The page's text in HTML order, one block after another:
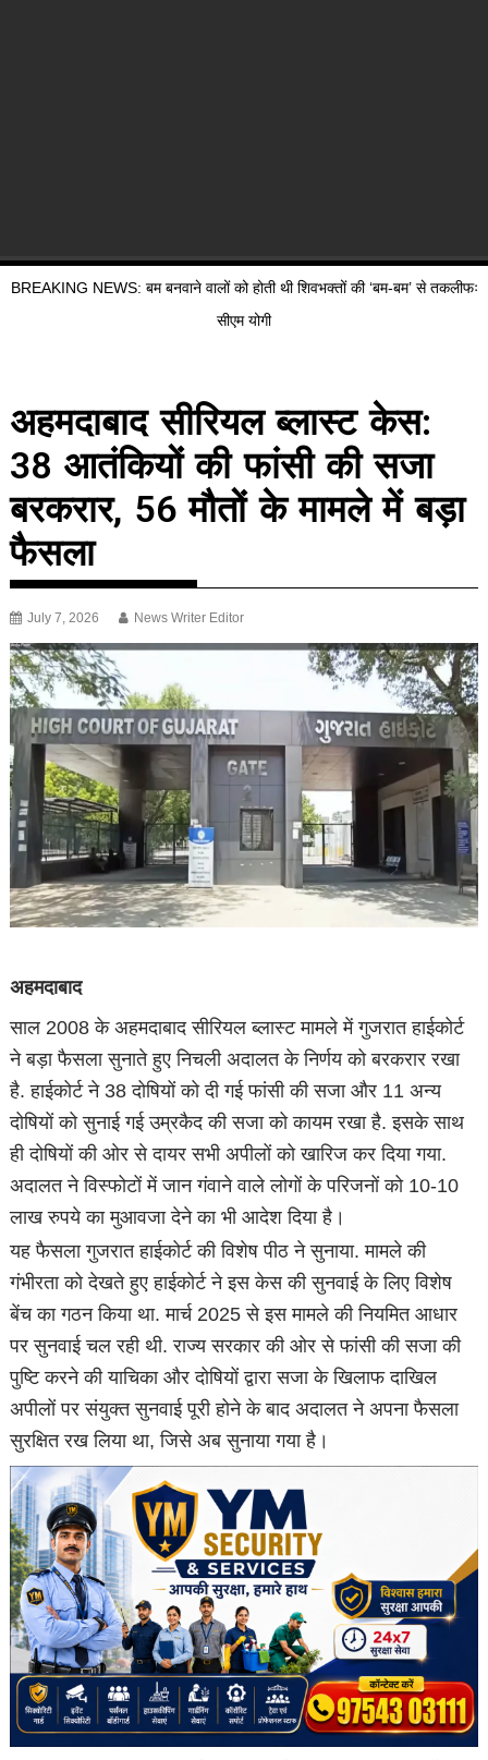
BREAKING NEWS: बम बनवाने वालों को होती थी शिवभक्तों की ‘बम-बम’ से तकलीफः
सीएम योगी
अहमदाबाद सीरियल ब्लास्ट केस:
38 आतंकियों की फांसी की सजा
बरकरार, 56 मौतों के मामले में बड़ा
फैसला
July 7, 2026 News Writer Editor
अहमदाबाद
साल 2008 के अहमदाबाद सीरियल ब्लास्ट मामले में गुजरात हाईकोर्ट
ने बड़ा फैसला सुनाते हुए निचली अदालत के निर्णय को बरकरार रखा
है. हाईकोर्ट ने 38 दोषियों को दी गई फांसी की सजा और 11 अन्य
दोषियों को सुनाई गई उम्रकैद की सजा को कायम रखा है. इसके साथ
ही दोषियों की ओर से दायर सभी अपीलों को खारिज कर दिया गया.
अदालत ने विस्फोटों में जान गंवाने वाले लोगों के परिजनों को 10-10
लाख रुपये का मुआवजा देने का भी आदेश दिया है।
यह फैसला गुजरात हाईकोर्ट की विशेष पीठ ने सुनाया. मामले की
गंभीरता को देखते हुए हाईकोर्ट ने इस केस की सुनवाई के लिए विशेष
बेंच का गठन किया था. मार्च 2025 से इस मामले की नियमित आधार
पर सुनवाई चल रही थी. राज्य सरकार की ओर से फांसी की सजा की
पुष्टि करने की याचिका और दोषियों द्वारा सजा के खिलाफ दाखिल
अपीलों पर संयुक्त सुनवाई पूरी होने के बाद अदालत ने अपना फैसला
सुरक्षित रख लिया था, जिसे अब सुनाया गया है।